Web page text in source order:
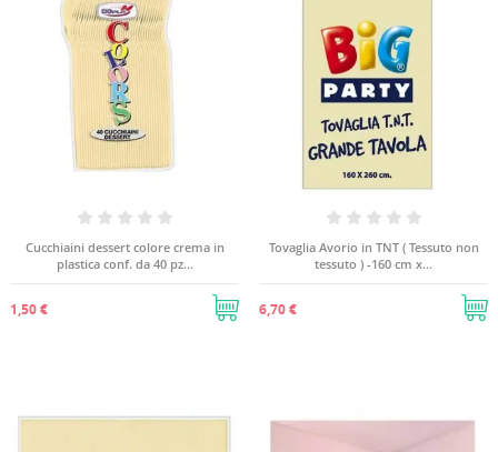
Cucchiaini dessert colore crema in
plastica conf. da 40 pz...
1,50 €
Tovaglia Avorio in TNT ( Tessuto non
tessuto ) -160 cm x...
6,70 €